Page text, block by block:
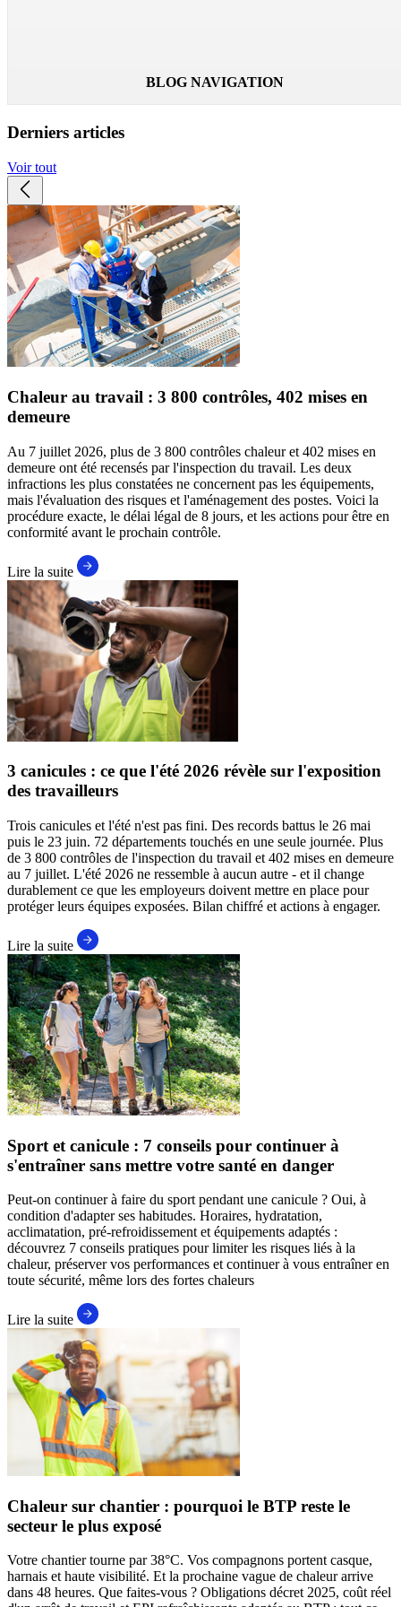
BLOG NAVIGATION
Derniers articles
Voir tout
Chaleur au travail : 3 800 contrôles, 402 mises en
demeure
Au 7 juillet 2026, plus de 3 800 contrôles chaleur et 402 mises en
demeure ont été recensés par l'inspection du travail. Les deux
infractions les plus constatées ne concernent pas les équipements,
mais l'évaluation des risques et l'aménagement des postes. Voici la
procédure exacte, le délai légal de 8 jours, et les actions pour être en
conformité avant le prochain contrôle.
Lire la suite
3 canicules : ce que l'été 2026 révèle sur l'exposition
des travailleurs
Trois canicules et l'été n'est pas fini. Des records battus le 26 mai
puis le 23 juin. 72 départements touchés en une seule journée. Plus
de 3 800 contrôles de l'inspection du travail et 402 mises en demeure
au 7 juillet. L'été 2026 ne ressemble à aucun autre - et il change
durablement ce que les employeurs doivent mettre en place pour
protéger leurs équipes exposées. Bilan chiffré et actions à engager.
Lire la suite
Sport et canicule : 7 conseils pour continuer à
s'entraîner sans mettre votre santé en danger
Peut-on continuer à faire du sport pendant une canicule ? Oui, à
condition d'adapter ses habitudes. Horaires, hydratation,
acclimatation, pré-refroidissement et équipements adaptés :
découvrez 7 conseils pratiques pour limiter les risques liés à la
chaleur, préserver vos performances et continuer à vous entraîner en
toute sécurité, même lors des fortes chaleurs
Lire la suite
Chaleur sur chantier : pourquoi le BTP reste le
secteur le plus exposé
Votre chantier tourne par 38°C. Vos compagnons portent casque,
harnais et haute visibilité. Et la prochaine vague de chaleur arrive
dans 48 heures. Que faites-vous ? Obligations décret 2025, coût réel